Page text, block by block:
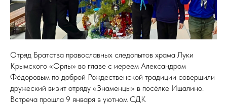
Отряд Братства православных следопытов храма Луки
Крымского «Орлы» во главе с иереем Александром
Фёдоровым по доброй Рождественской традиции совершили
дружеский визит отряду «Знаменцы» в посёлке Ишалино.
Встреча прошла 9 января в уютном СДК